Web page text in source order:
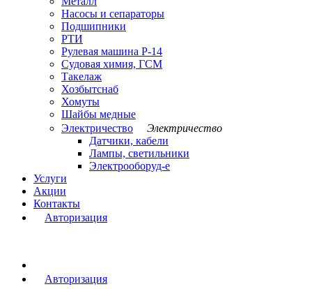
Насосы и сепараторы
Подшипники
РТИ
Рулевая машина Р-14
Судовая химия, ГСМ
Такелаж
Хозбытснаб
Хомуты
Шайбы медные
Электричество
Электричество
Датчики, кабели
Лампы, светильники
Электрооборуд-е
Услуги
Акции
Контакты
Авторизация
Авторизация